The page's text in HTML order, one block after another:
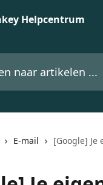
...
E-mail [Google] Je